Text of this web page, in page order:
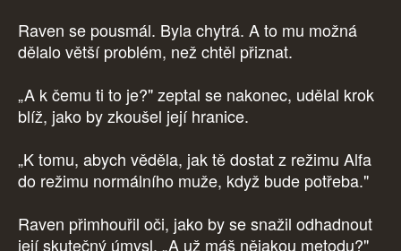
Raven se pousmál. Byla chytrá. A to mu možná
dělalo větší problém, než chtěl přiznat.
„A k čemu ti to je?" zeptal se nakonec, udělal krok
blíž, jako by zkoušel její hranice.
„K tomu, abych věděla, jak tě dostat z režimu Alfa
do režimu normálního muže, když bude potřeba."
Raven přimhouřil oči, jako by se snažil odhadnout
její skutečný úmysl. „A už máš nějakou metodu?"